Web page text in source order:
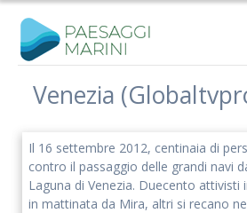
Salta
Venezia
Il 16 settembre 2012, centinaia di
contro il passaggio delle grandi navi
Laguna di Venezia. Duecento attivisti
in mattinata da Mira, altri si recano